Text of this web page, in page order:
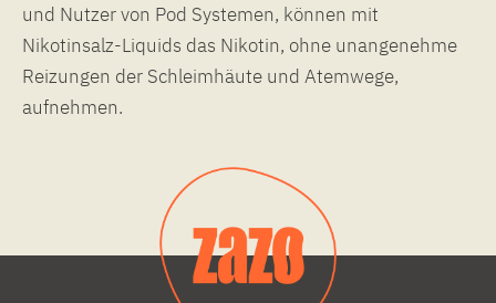
und Nutzer von Pod Systemen, können mit
Nikotinsalz-Liquids das Nikotin, ohne unangenehme
Reizungen der Schleimhäute und Atemwege,
aufnehmen.